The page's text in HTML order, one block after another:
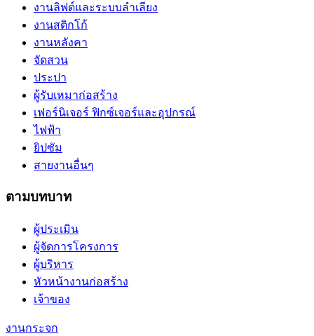
งานลิฟต์และระบบลำเลียง
งานสติกโก้
งานหลังคา
จัดสวน
ประปา
ผู้รับเหมาก่อสร้าง
เฟอร์นิเจอร์ ฟิกซ์เจอร์และอุปกรณ์
ไฟฟ้า
ยิปซัม
สายงานอื่นๆ
ตามบทบาท
ผู้ประเมิน
ผู้จัดการโครงการ
ผู้บริหาร
หัวหน้างานก่อสร้าง
เจ้าของ
งานกระจก